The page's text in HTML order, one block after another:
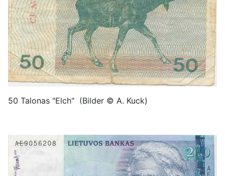
50 Talonas "Elch" (Bilder © A. Kuck)